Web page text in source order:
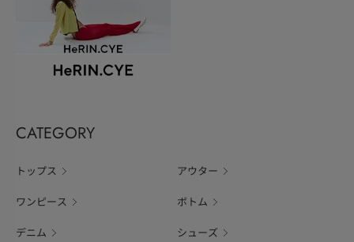
CATEGORY
トップス アウター
ワンピース ボトム
デニム シューズ